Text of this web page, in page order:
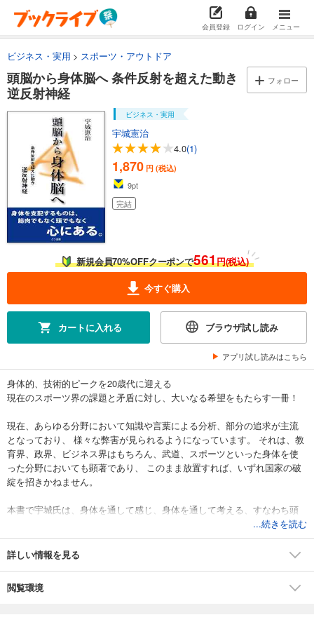
会員登録 ログイン メニュー
ビジネス・実用 スポーツ・アウトドア
頭脳から身体脳へ 条件反射を超えた動き
逆反射神経
フォロー
ビジネス・実用
宇城憲治
4.0(1)
1,870 円 (税込)
9pt
完結
新規会員70%OFFクーポンで561円(税込)
今すぐ購入
カートに入れる ブラウザ試し読み
アプリ試し読みはこちら
身体的、技術的ピークを20歳代に迎える
現在のスポーツ界の課題と矛盾に対し、大いなる希望をもたらす一冊！
現在、あらゆる分野において知識や言葉による分析、部分の追求が主流
となっており、 様々な弊害が見られるようになっています。 それは、教
育界、政界、ビジネス界はもちろん、武道、スポーツといった身体を使
った分野においても顕著であり、 このまま放置すれば、いずれ国家の破
綻を招きかねません。
本書で宇城氏は、身体を通して感じ、身体を通して考える、すなわち頭
脳から身体脳に切り替え、歴史ある文化に学ぶことで、 昔の日本人にあ
ったエネルギーを、心と身体に呼び戻すことを提唱、その具体的な道筋
を提供しています。 本書が、あらゆる分野で行き詰まりを感じている人
〈目次〉
...続きを読む
詳しい情報を見る
閲覧環境